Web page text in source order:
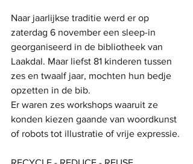
Naar jaarlijkse traditie werd er op
zaterdag 6 november een sleep-in
georganiseerd in de bibliotheek van
Laakdal. Maar liefst 81 kinderen tussen
zes en twaalf jaar, mochten hun bedje
opzetten in de bib.
Er waren zes workshops waaruit ze
konden kiezen gaande van woordkunst
of robots tot illustratie of vrije expressie.